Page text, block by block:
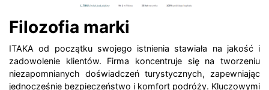
Filozofia marki
ITAKA od początku swojego istnienia stawiała na jakość i
zadowolenie klientów. Firma koncentruje się na tworzeniu
niezapomnianych doświadczeń turystycznych, zapewniając
jednocześnie bezpieczeństwo i komfort podróży. Kluczowymi